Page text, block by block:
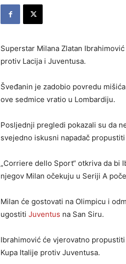
Superstar Milana Zlatan
protiv Lacija i Juventusa.
Šveđanin je zadobio povredu
ove sedmice vratio u Lombardiju.
Posljednji pregledi pokazali su da
svejedno iskusni napadač
„Corriere dello Sport“ otkriva da bi
njegov Milan očekuju u Seriji A
Milan će gostovati na Olimpicu i
ugostiti Juventus na San Siru.
Ibrahimović će vjerovatno
Kupa Italije protiv Juventusa.